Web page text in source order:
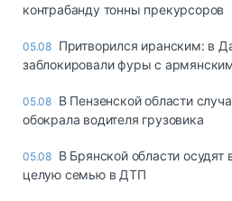
контрабанду тонны прекурсоров
05.08 Притворился иранским: в
заблокировали фуры с
05.08 В Пензенской области
обокрала водителя грузовика
05.08 В Брянской области осудят
целую семью в ДТП